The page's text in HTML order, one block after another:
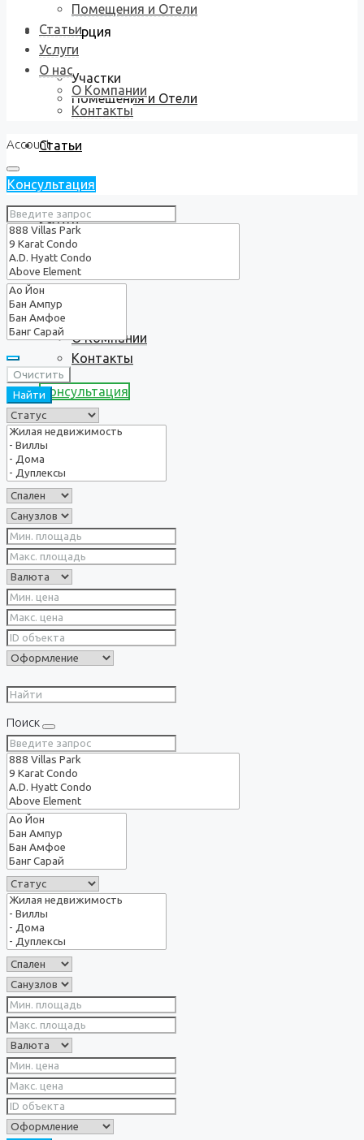
Коммерция
Участки
Помещения и Отели
Статьи
Услуги
О нас
О Компании
Контакты
Консультация
Помещения и Отели
Статьи
Услуги
О нас
О Компании
Контакты
Account
Консультация
Очистить
Найти
Поиск